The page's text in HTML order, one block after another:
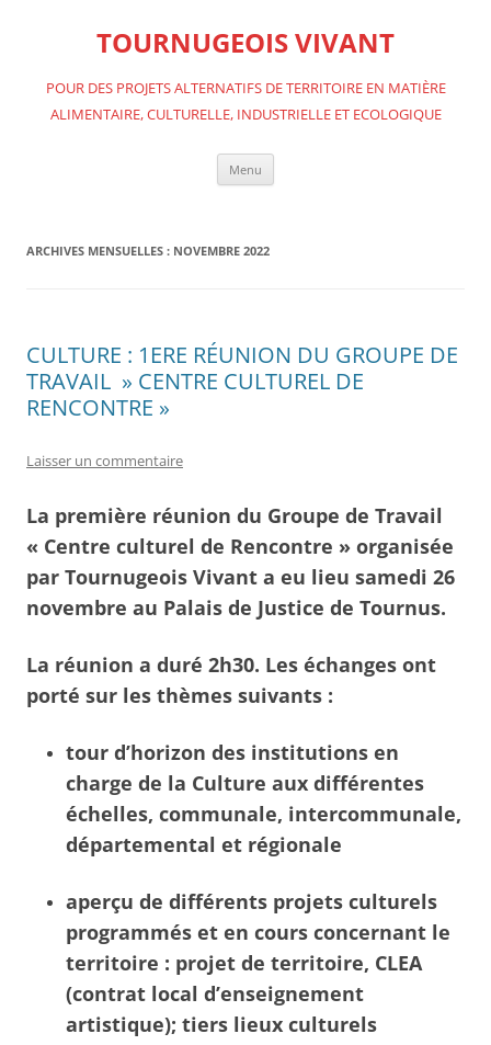
TOURNUGEOIS VIVANT
POUR DES PROJETS ALTERNATIFS DE TERRITOIRE EN MATIÈRE
ALIMENTAIRE, CULTURELLE, INDUSTRIELLE ET ECOLOGIQUE
Menu
ARCHIVES MENSUELLES : NOVEMBRE 2022
CULTURE : 1ERE RÉUNION DU GROUPE DE
TRAVAIL » CENTRE CULTUREL DE
RENCONTRE »
Laisser un commentaire
La première réunion du Groupe de Travail
« Centre culturel de Rencontre » organisée
par Tournugeois Vivant a eu lieu samedi 26
novembre au Palais de Justice de Tournus.
La réunion a duré 2h30. Les échanges ont
porté sur les thèmes suivants :
tour d’horizon des institutions en
charge de la Culture aux différentes
échelles, communale, intercommunale,
départemental et régionale
aperçu de différents projets culturels
programmés et en cours concernant le
territoire : projet de territoire, CLEA
(contrat local d’enseignement
artistique); tiers lieux culturels